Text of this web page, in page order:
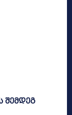
შემდეგ